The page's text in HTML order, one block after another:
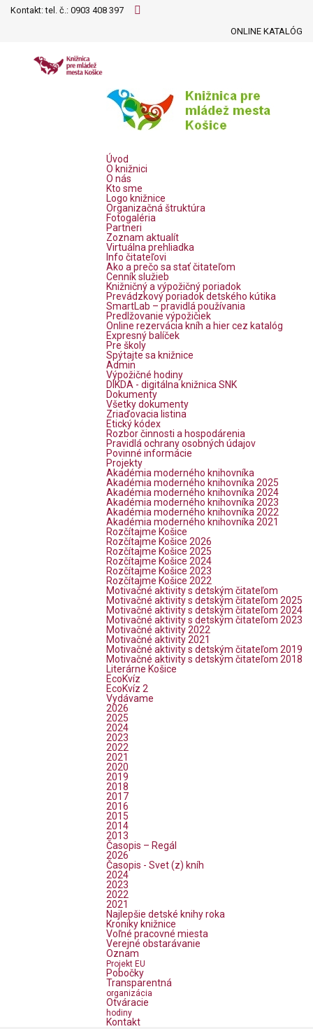
Kontakt: tel. č.: 0903 408 397
ONLINE KATALÓG
Úvod
O knižnici
O nás
Kto sme
Logo knižnice
Organizačná štruktúra
Fotogaléria
Partneri
Zoznam aktualít
Virtuálna prehliadka
Info čitateľovi
Ako a prečo sa stať čitateľom
Cenník služieb
Knižničný a výpožičný poriadok
Prevádzkový poriadok detského kútika
SmartLab – pravidlá používania
Predlžovanie výpožičiek
Online rezervácia kníh a hier cez katalóg
Expresný balíček
Pre školy
Spýtajte sa knižnice
Admin
Výpožičné hodiny
DIKDA - digitálna knižnica SNK
Dokumenty
Všetky dokumenty
Zriaďovacia listina
Etický kódex
Rozbor činnosti a hospodárenia
Pravidlá ochrany osobných údajov
Povinné informácie
Projekty
Akadémia moderného knihovníka
Akadémia moderného knihovníka 2025
Akadémia moderného knihovníka 2024
Akadémia moderného knihovníka 2023
Akadémia moderného knihovníka 2022
Akadémia moderného knihovníka 2021
Rozčítajme Košice
Rozčítajme Košice 2026
Rozčítajme Košice 2025
Rozčítajme Košice 2024
Rozčítajme Košice 2023
Rozčítajme Košice 2022
Motivačné aktivity s detským čitateľom
Motivačné aktivity s detským čitateľom 2025
Motivačné aktivity s detským čitateľom 2024
Motivačné aktivity s detským čitateľom 2023
Motivačné aktivity 2022
Motivačné aktivity 2021
Motivačné aktivity s detským čitateľom 2019
Motivačné aktivity s detským čitateľom 2018
Literárne Košice
EcoKvíz
EcoKvíz 2
Vydávame
2026
2025
2024
2023
2022
2021
2020
2019
2018
2017
2016
2015
2014
2013
Časopis – Regál
2026
Časopis - Svet (z) kníh
2024
2023
2022
2021
Najlepšie detské knihy roka
Kroniky knižnice
Voľné pracovné miesta
Verejné obstarávanie
Oznam
Projekt EU
Pobočky
Transparentná
organizácia
Otváracie
hodiny
Kontakt